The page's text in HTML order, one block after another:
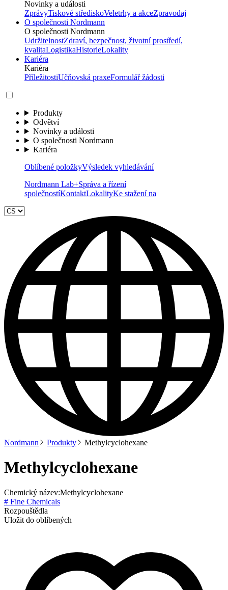
Novinky a události
ZprávyTiskové střediskoVeletrhy a akceZpravodaj
O společnosti Nordmann
O společnosti Nordmann
UdržitelnostZdraví, bezpečnost, životní prostředí,
kvalitaLogistikaHistorieLokality
Kariéra
Kariéra
PříležitostiUčňovská praxeFormulář žádosti
Produkty
Odvětví
Novinky a události
O společnosti Nordmann
Kariéra
Oblíbené položkyVýsledek vyhledávání
Nordmann Lab+Správa a řízení
společnostíKontaktLokalityKe stažení na
Nordmann Produkty Methylcyclohexane
Methylcyclohexane
Chemický název:Methylcyclohexane
# Fine Chemicals
Rozpouštědla
Uložit do oblíbených